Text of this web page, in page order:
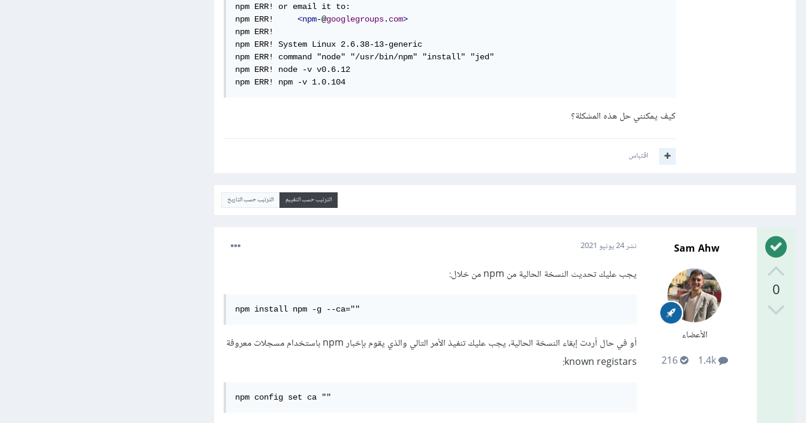
npm ERR! or email it to:
npm ERR! <npm-@googlegroups. com>
npm ERR!
npm ERR! System Linux 2.6.38-13-generic
npm ERR! command "node" "/usr/bin/npm" "install" "jed"
npm ERR! node -v v0.6.12
npm ERR! npm -v 1.0.104
كيف يمكنني حل هذه المشكلة؟
اقتباس
الترتيب حسب التقييم الترتيب حسب التاريخ
0
Sam Ahw
الأعضاء
1.4k
216
نشر24 يونيو 2021
يجب عليك تحديث النسخة الحالية من npm من خلال:
npm install npm -g --ca=""
أو في حال أردت إبقاء النسخة الحالية، يجب عليك تنفيذ الأمر التالي والذي يقوم بإخبار npm باستخدام مسجلات معروفة
known registars:
npm config set ca ""